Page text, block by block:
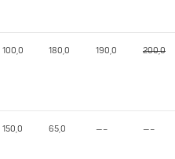
100,0 180,0 190,0 200,0
150,0 65,0 —– —–